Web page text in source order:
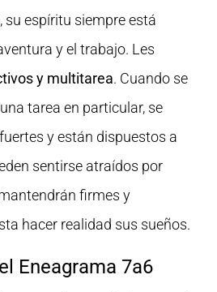
su espíritu siempre está
y el trabajo. Les
y multitarea. Cuando se
tarea en particular, se
y están dispuestos a
sentirse atraídos por
firmes y
hacer realidad sus sueños.
Eneagrama 7a6